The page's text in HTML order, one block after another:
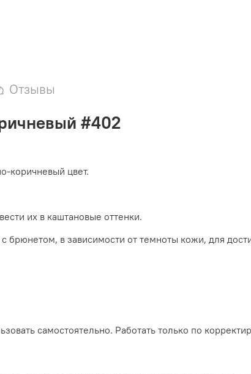
Отзывы
#402
коричневый цвет.
их в каштановые оттенки.
в зависимости от темноты кожи, для
самостоятельно. Работать только по